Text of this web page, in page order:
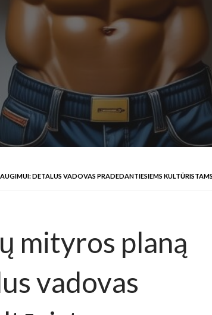
DETALUS VADOVAS PRADEDANTIESIEMS KULTŪRISTAMS
mityros planą
vadovas